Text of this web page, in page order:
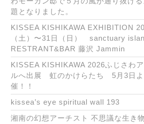
題となりました。
KISSEA KISHIKAWA EXHIBITION
（土）〜31日（日） sanctuary
RESTRANT&BAR 藤沢 Jammin
KISSEA KISHIKAWA 2026ふじさわ
ルへ出展 虹のかけらたち 5月3日よ
催！！
kissea’s eye spiritual wall 193
湘南の幻想アーチスト 不思議な生き